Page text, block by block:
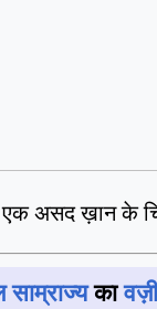
असद ख़ान के
का